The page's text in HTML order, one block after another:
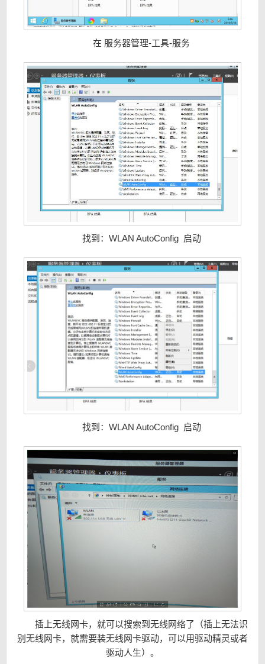
在 服务器管理-工具-服务
找到：WLAN AutoConfig 启动
找到：WLAN AutoConfig 启动
插上无线网卡，就可以搜索到无线网络了（插上无法识
别无线网卡，就需要装无线网卡驱动，可以用驱动精灵或者
驱动人生）。